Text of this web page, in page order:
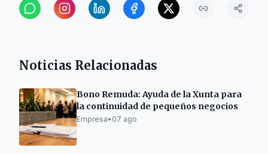
Noticias Relacionadas
Bono Remuda: Ayuda de la Xunta para
la continuidad de pequeños negocios
Empresa• 07 ago